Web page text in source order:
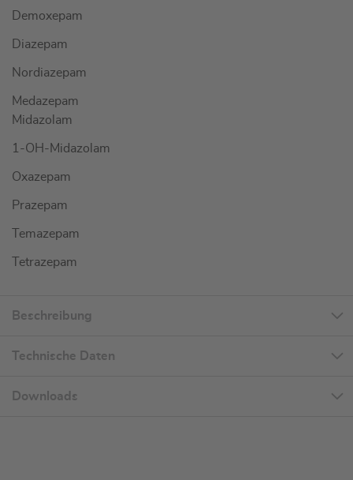
Demoxepam
Diazepam
Nordiazepam
Medazepam
Midazolam
1-OH-Midazolam
Oxazepam
Prazepam
Temazepam
Tetrazepam
Beschreibung
Technische Daten
Downloads